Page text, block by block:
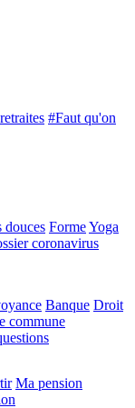
#Faut qu'on
douces FormeYoga
coronavirus
Banque Droit
commune
Ma pension